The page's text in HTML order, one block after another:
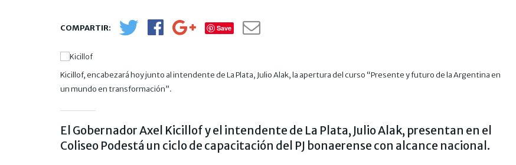
Save
Kicillof, encabezará hoy junto al intendente de La Plata, Julio Alak, la apertura del curso “Presente y futuro de la Argentina en
un mundo en transformación”.
El Gobernador Axel Kicillof y el intendente de La Plata, Julio Alak, presentan en el
Coliseo Podestá un ciclo de capacitación del PJ bonaerense con alcance nacional.